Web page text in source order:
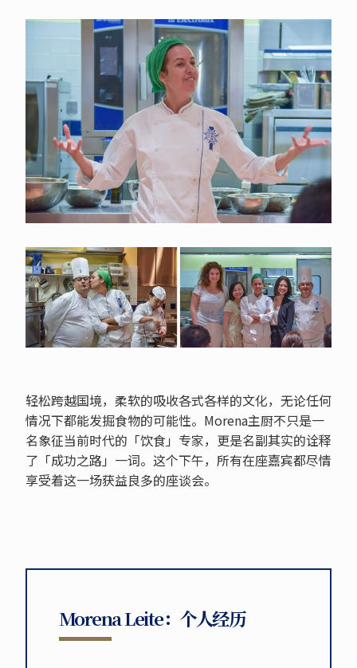
轻松跨越国境，柔软的吸收各式各样的文化，无论任何
情况下都能发掘食物的可能性。Morena主厨不只是一
名象征当前时代的「饮食」专家，更是名副其实的诠释
了「成功之路」一词。这个下午，所有在座嘉宾都尽情
享受着这一场获益良多的座谈会。
Morena Leite：个人经历